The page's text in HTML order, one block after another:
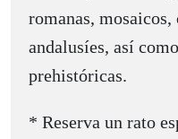
romanas,
andalusíes, así
prehistóricas.
* Reserva un rato